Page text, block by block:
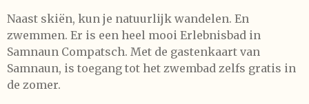
Naast skiën, kun je natuurlijk wandelen. En
zwemmen. Er is een heel mooi Erlebnisbad in
Samnaun Compatsch. Met de gastenkaart van
Samnaun, is toegang tot het zwembad zelfs gratis in
de zomer.